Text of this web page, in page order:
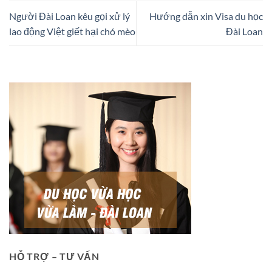
Người Đài Loan kêu gọi xử lý
lao động Việt giết hại chó mèo
Hướng dẫn xin Visa du học
Đài Loan
HỖ TRỢ – TƯ VẤN